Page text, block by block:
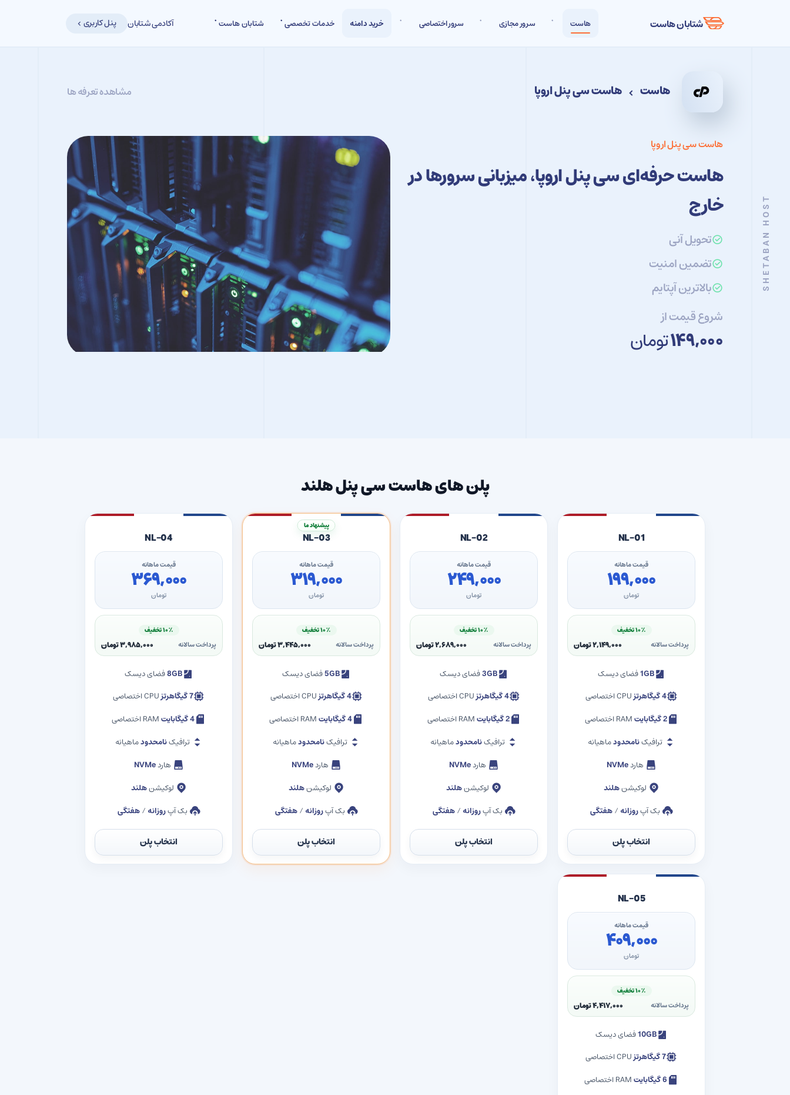
شتابان هاست هاست سرور مجازی سرور اختصاصی خرید دامنه خدمات تخصصی شتابان هاست آکادمی شتابان پنل کاربری
SHETABAN HOST
هاست هاست سی پنل اروپا مشاهده تعرفه ها
هاست سی پنل اروپا
هاست حرفه‌ای سی پنل اروپا، میزبانی سرورها در
خارج
تحویل آنی
تضمین امنیت
بالاترین آپتایم
شروع قیمت از
۱۴۹,۰۰۰تومان
پلن های هاست سی پنل هلند
NL-01
قیمت ماهانه
۱۹۹,۰۰۰
تومان
۱۰٪ تخفیف
پرداخت سالانه ۲,۱۴۹,۰۰۰ تومان
1GBفضای دیسک
4 گیگاهرتز
CPU اختصاصی
2 گیگابایت
ترافیکنامحدودماهیانه
هاردNVMe
لوکیشنهلند
بک آپروزانه /هفتگی
انتخاب پلن
NL-02
قیمت ماهانه
۲۴۹,۰۰۰
تومان
۱۰٪ تخفیف
پرداخت سالانه ۲,۶۸۹,۰۰۰ تومان
3GBفضای دیسک
4 گیگاهرتز
CPU اختصاصی
2 گیگابایت
ترافیکنامحدودماهیانه
هاردNVMe
لوکیشنهلند
بک آپروزانه /هفتگی
انتخاب پلن
پیشنهاد ما
NL-03
قیمت ماهانه
۳۱۹,۰۰۰
تومان
۱۰٪ تخفیف
پرداخت سالانه ۳,۴۴۵,۰۰۰ تومان
5GBفضای دیسک
4 گیگاهرتز
CPU اختصاصی
4 گیگابایت
ترافیکنامحدودماهیانه
هاردNVMe
لوکیشنهلند
بک آپروزانه /هفتگی
انتخاب پلن
NL-04
قیمت ماهانه
۳۶۹,۰۰۰
تومان
۱۰٪ تخفیف
پرداخت سالانه ۳,۹۸۵,۰۰۰ تومان
8GBفضای دیسک
7 گیگاهرتز
CPU اختصاصی
4 گیگابایت
ترافیکنامحدودماهیانه
هاردNVMe
لوکیشنهلند
بک آپروزانه /هفتگی
انتخاب پلن
NL-05
قیمت ماهانه
۴۰۹,۰۰۰
تومان
۱۰٪ تخفیف
پرداخت سالانه ۴,۴۱۷,۰۰۰ تومان
10GBفضای دیسک
7 گیگاهرتز
CPU اختصاصی
6 گیگابایت